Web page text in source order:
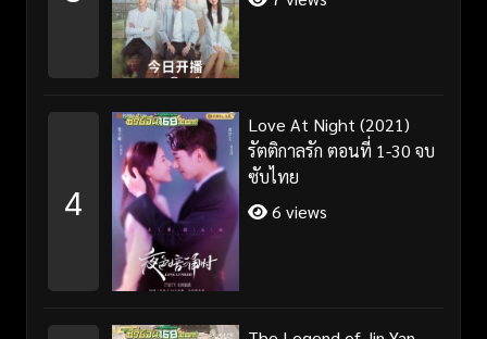
4
Love At Night (2021)
รัตติกาลรัก ตอนที่ 1-30 จบ
ซับไทย
6 views